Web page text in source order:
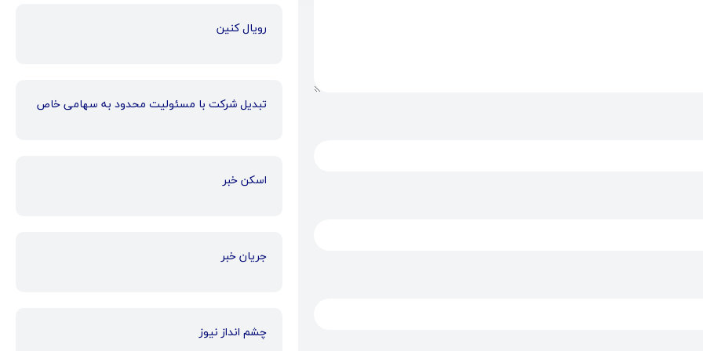
رویال کنین
تبدیل شرکت با مسئولیت محدود به سهامی خاص
اسکن خبر
جریان خبر
چشم انداز نیوز